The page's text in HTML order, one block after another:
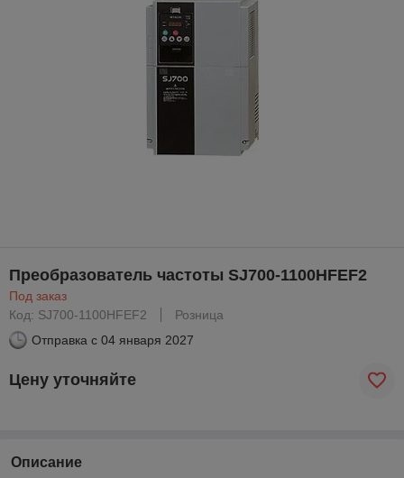
Преобразователь частоты SJ700-1100HFEF2
Под заказ
Код: SJ700-1100HFEF2
Розница
Отправка с 04 января 2027
Цену уточняйте
Описание